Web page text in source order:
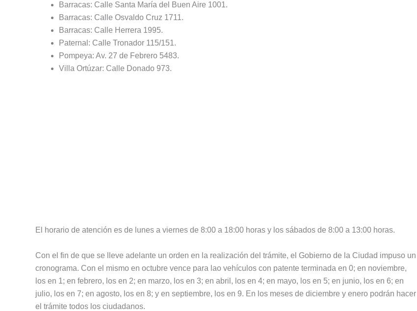
Barracas: Calle Santa María del Buen Aire 1001.
Barracas: Calle Osvaldo Cruz 1711.
Barracas: Calle Herrera 1995.
Paternal: Calle Tronador 115/151.
Pompeya: Av. 27 de Febrero 5483.
Villa Ortúzar: Calle Donado 973.
El horario de atención es de lunes a viernes de 8:00 a 18:00 horas y los sábados de 8:00 a 13:00 horas.
Con el fin de que se lleve adelante un orden en la realización del trámite, el Gobierno de la Ciudad impuso un
cronograma. Con el mismo en octubre vence para lao vehículos con patente terminada en 0; en noviembre,
los en 1; en febrero, los en 2; en marzo, los en 3; en abril, los en 4; en mayo, los en 5; en junio, los en 6; en
julio, los en 7; en agosto, los en 8; y en septiembre, los en 9. En los meses de diciembre y enero podrán hacer
el trámite todos los ciudadanos.